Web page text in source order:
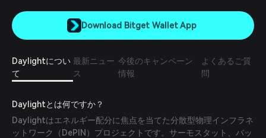
Download Bitget Wallet App
Daylightについ
て
最新ニュー
ス
今後のキャンペーン
情報
よくあるご質
問
Daylightとは何ですか？
Daylightはエネルギー配分に焦点を当てた分散型物理インフラネ
ットワーク（DePIN）プロジェクトです。サーモスタット、バッ